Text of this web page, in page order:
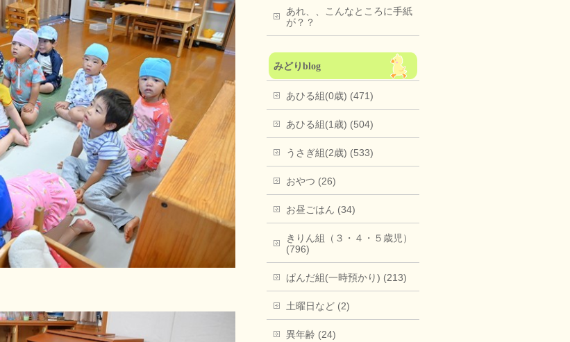
あれ、、こんなところに手紙
が？？
みどりblog
あひる組(0歳) (471)
あひる組(1歳) (504)
うさぎ組(2歳) (533)
おやつ (26)
お昼ごはん (34)
きりん組（３・４・５歳児）
(796)
ぱんだ組(一時預かり) (213)
土曜日など (2)
異年齢 (24)